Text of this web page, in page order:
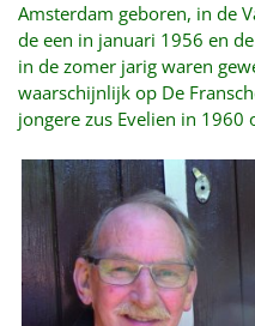
Amsterdam geboren, in de
de een in januari 1956 en
in de zomer jarig waren
waarschijnlijk op De
jongere zus Evelien in 1960